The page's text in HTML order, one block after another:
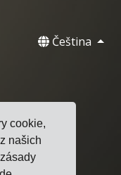
cookie,
našich
Čeština
údajů